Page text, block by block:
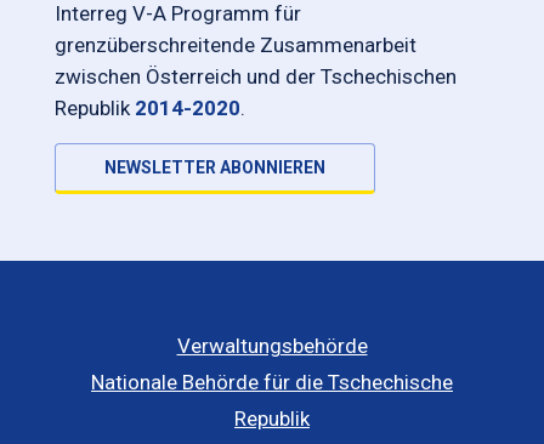
Interreg V-A Programm für
grenzüberschreitende Zusammenarbeit
zwischen Österreich und der Tschechischen
Republik 2014-2020.
NEWSLETTER ABONNIEREN
Verwaltungsbehörde
Nationale Behörde für die Tschechische
Republik